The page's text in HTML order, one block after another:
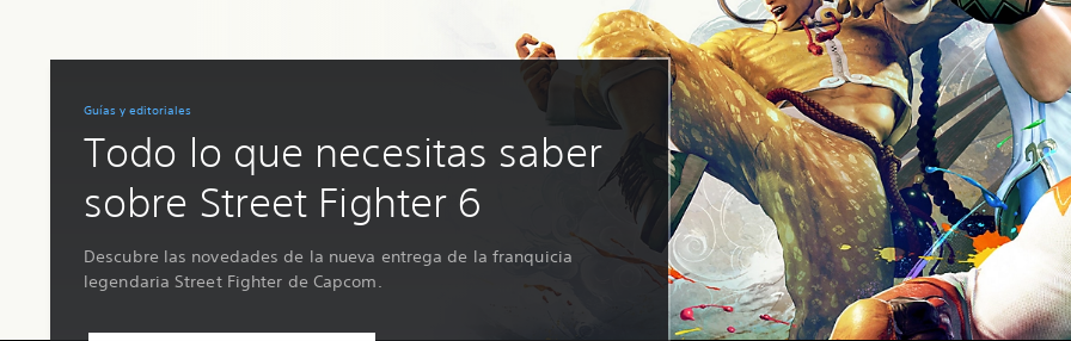
Guías y editoriales
Todo lo que necesitas saber
sobre Street Fighter 6
Descubre las novedades de la nueva entrega de la franquicia
legendaria Street Fighter de Capcom.